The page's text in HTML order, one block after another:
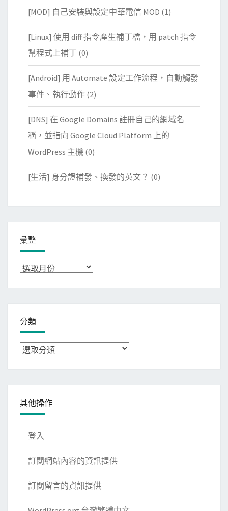
[MOD] 自己安裝與設定中華電信 MOD (1)
[Linux] 使用 diff 指令產生補丁檔，用 patch 指令
幫程式上補丁 (0)
[Android] 用 Automate 設定工作流程，自動觸發
事件、執行動作 (2)
[DNS] 在 Google Domains 註冊自己的網域名
稱，並指向 Google Cloud Platform 上的
WordPress 主機 (0)
[生活] 身分證補發、換發的英文？ (0)
彙整
彙
分類
分
其他操作
登入
訂閱網站內容的資訊提供
訂閱留言的資訊提供